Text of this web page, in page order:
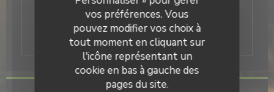
vos préférences. Vous
pouvez modifier vos choix à
tout moment en cliquant sur
l'icône représentant un
cookie en bas à gauche des
pages du site.
* Toutes les sensations que nous
percevons influencent notre jugement :
arômes, couleur, texture…